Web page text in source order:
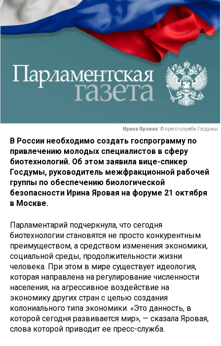
Ирина Яровая © пресс-служба Госдумы
В России необходимо создать госпрограмму по
привлечению молодых специалистов в сферу
биотехнологий. Об этом заявила вице-спикер
Госдумы, руководитель межфракционной рабочей
группы по обеспечению биологической
безопасности Ирина Яровая на форуме 21 октября
в Москве.
Парламентарий подчеркнула, что сегодня
биотехнологии становятся не просто конкурентным
преимуществом, а средством изменения экономики,
социальной среды, продолжительности жизни
человека. При этом в мире существует идеология,
которая направлена на регулирование численности
населения, на агрессивное воздействие на
экономику других стран с целью создания
колониального типа экономики. «Это данность, в
которой сегодня развивается мир», — сказала Яровая,
слова которой приводит ее пресс-служба.